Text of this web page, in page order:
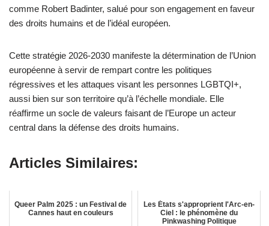
comme Robert Badinter, salué pour son engagement en faveur
des droits humains et de l’idéal européen.
Cette stratégie 2026-2030 manifeste la détermination de l’Union
européenne à servir de rempart contre les politiques
régressives et les attaques visant les personnes LGBTQI+,
aussi bien sur son territoire qu’à l’échelle mondiale. Elle
réaffirme un socle de valeurs faisant de l’Europe un acteur
central dans la défense des droits humains.
Articles Similaires:
Queer Palm 2025 : un Festival de
Cannes haut en couleurs
Les États s'approprient l'Arc-en-
Ciel : le phénomène du
Pinkwashing Politique